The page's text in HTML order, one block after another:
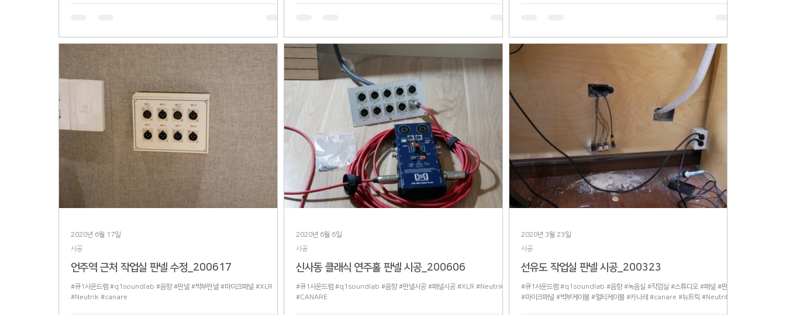
언주역 근처 작업실 판넬 수정_200617
#큐1사운드랩 #q1soundlab #음향 #판넬 #벽부판넬 #마이크패널 #XLR
#Neutrik #canare
시공
2020년 6월 17일
신사동 클래식 연주홀 판넬 시공_200606
#큐1사운드랩 #q1soundlab #음향 #판넬시공 #패널시공 #XLR #Neutrik
#CANARE
시공
2020년 6월 6일
선유도 작업실 판넬 시공_200323
#큐1사운드랩 #q1soundlab #음향 #녹음실 #작업실 #스튜디오 #패널 #판넬
#마이크패널 #벽부케이블 #멀티케이블 #카나레 #canare #뉴트릭 #Neutrik
시공
2020년 3월 23일